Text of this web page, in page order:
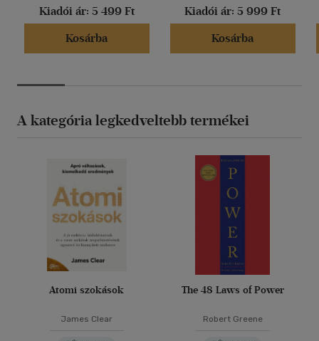
Kiadói ár: 5 499 Ft
Kosárba
Kiadói ár: 5 999 Ft
Kosárba
A kategória legkedveltebb termékei
Atomi szokások
James Clear
The 48 Laws of Power
Robert Greene